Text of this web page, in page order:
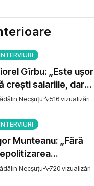
Gîrbu: „Este ușor
crești salariile, dar
să te asiguri că
performanță”
Necșuțu 516 vizualizări
Munteanu: „Fără
și
reforma
Necșuțu 720 vizualizări